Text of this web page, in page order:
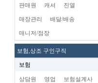
판매원 캐셔 진열
매장관리 배달/배송
매니저/점장
보험,상조 구인구직
보험
상담원 영업 보험설계사